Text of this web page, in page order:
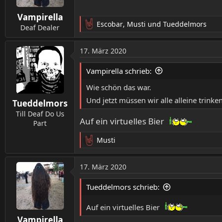
e
n
:
Vampirella
Deaf Dealer
R
e
a
k
t
o
e
:
Escobar, Musti und Tueddelmors
Tueddelmors
Till Deaf Do Us
Part
17. März 2020
Vampirella schrieb:
Wie schön das war.
Und jetzt müssen wir alle alleine
Auf ein virtuelles Bier
R
e
a
k
t
n
e
Musti
Vampirella
17. März 2020
Tueddelmors schrieb:
Auf ein virtuelles Bier